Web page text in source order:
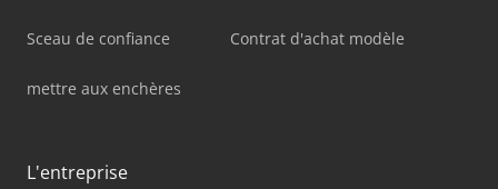
Sceau de confiance
mettre aux enchères
Contrat d'achat modèle
L'entreprise